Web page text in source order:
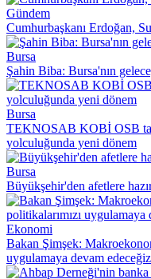
Gündem
Cumhurbaşkanı Erdoğan,
Bursa
Şahin Biba: Bursa'nın
Bursa
TEKNOSAB KOBİ OSB
yolculuğunda yeni dönem
Bursa
Büyükşehir'den afetlere
Ekonomi
Bakan Şimşek:
uygulamaya devam edeceğiz